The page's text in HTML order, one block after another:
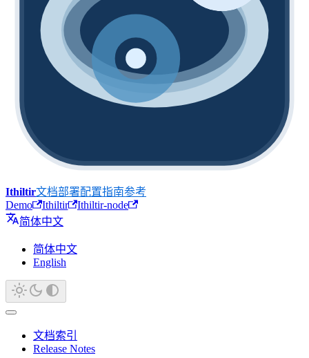
Ithiltir文档部署配置指南参考
Demo
Ithiltir
Ithiltir-node
简体中文
简体中文
English
文档索引
Release Notes